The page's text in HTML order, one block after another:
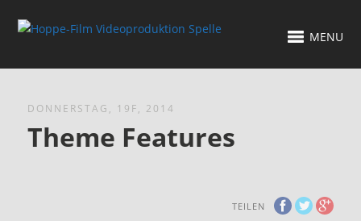
MENU
DONNERSTAG, 19F, 2014
Theme Features
TEILEN